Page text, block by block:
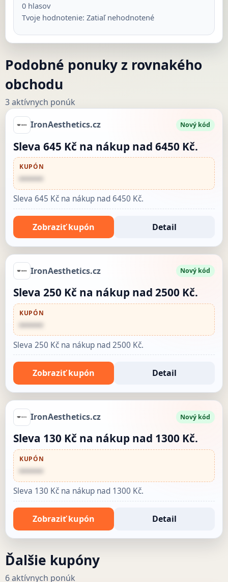
0hlasov
Tvoje hodnotenie: Zatiaľ nehodnotené
Podobné ponuky z rovnakého
obchodu
3 aktívnych ponúk
IronAesthetics.cz Nový kód
Sleva 645 Kč na nákup nad 6450 Kč.
KUPÓN
••••••
Sleva 645 Kč na nákup nad 6450 Kč.
Zobraziť kupón Detail
IronAesthetics.cz Nový kód
Sleva 250 Kč na nákup nad 2500 Kč.
KUPÓN
••••••
Sleva 250 Kč na nákup nad 2500 Kč.
Zobraziť kupón Detail
IronAesthetics.cz Nový kód
Sleva 130 Kč na nákup nad 1300 Kč.
KUPÓN
••••••
Sleva 130 Kč na nákup nad 1300 Kč.
Zobraziť kupón Detail
Ďalšie kupóny
6 aktívnych ponúk